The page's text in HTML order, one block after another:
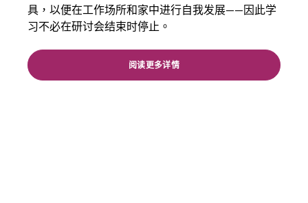
具，以便在工作场所和家中进行自我发展——因此学
习不必在研讨会结束时停止。
阅读更多详情